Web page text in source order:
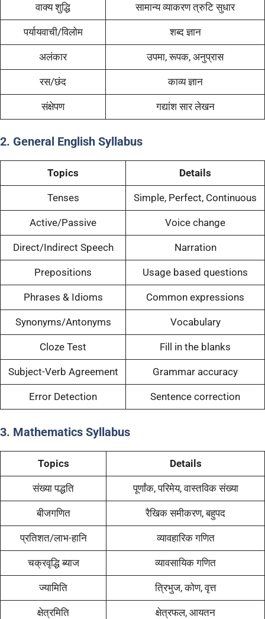
वाक्य शुद्धि सामान्य व्याकरण त्रुटि सुधार
पर्यायवाची/विलोम शब्द ज्ञान
अलंकार उपमा, रूपक, अनुप्रास
रस/छंद काव्य ज्ञान
संक्षेपण गद्यांश सार लेखन
2. General English Syllabus
Topics Details
Tenses Simple, Perfect, Continuous
Active/Passive Voice change
Direct/Indirect Speech Narration
Prepositions Usage based questions
Phrases & Idioms Common expressions
Synonyms/Antonyms Vocabulary
Cloze Test Fill in the blanks
Subject-Verb Agreement Grammar accuracy
Error Detection Sentence correction
3. Mathematics Syllabus
Topics Details
संख्या पद्धति पूर्णांक, परिमेय, वास्तविक संख्या
बीजगणित रैखिक समीकरण, बहुपद
प्रतिशत/लाभ-हानि व्यावहारिक गणित
चक्रवृद्धि ब्याज व्यावसायिक गणित
ज्यामिति त्रिभुज, कोण, वृत्त
क्षेत्रमिति क्षेत्रफल, आयतन